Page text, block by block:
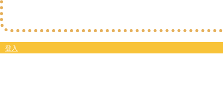
登入